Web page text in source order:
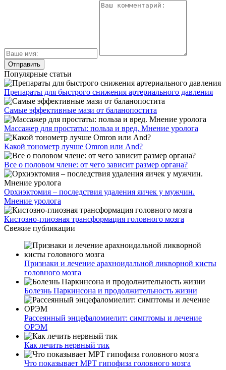
Популярные статьи
Препараты для быстрого снижения артериального давления
Самые эффективные мази от баланопостита
Массажер для простаты: польза и вред. Мнение уролога
Какой тонометр лучше Omron или And?
Все о половом члене: от чего зависит размер органа?
Орхиэктомия – последствия удаления яичек у мужчин.
Мнение уролога
Кистозно-глиозная трансформация головного мозга
Свежие публикации
Признаки и лечение арахноидальной ликворной кисты
головного мозга
Болезнь Паркинсона и продолжительность жизни
Рассеянный энцефаломиелит: симптомы и лечение
ОРЭМ
Как лечить нервный тик
Что показывает МРТ гипофиза головного мозга